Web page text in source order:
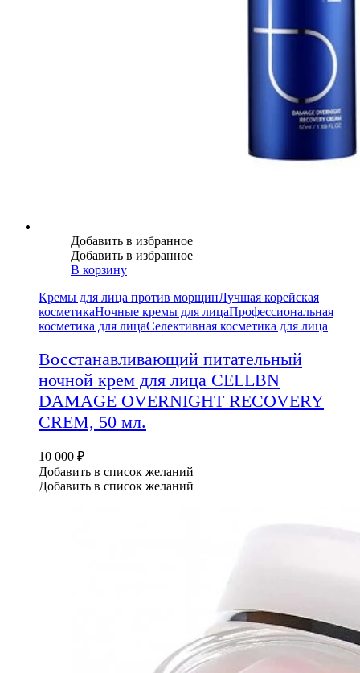
Добавить в избранное
Добавить в избранное
В корзину
Кремы для лица против морщинЛучшая корейская
косметикаНочные кремы для лицаПрофессиональная
косметика для лицаСелективная косметика для лица
Восстанавливающий питательный
ночной крем для лица CELLBN
DAMAGE OVERNIGHT RECOVERY
CREM, 50 мл.
10 000 ₽
Добавить в список желаний
Добавить в список желаний